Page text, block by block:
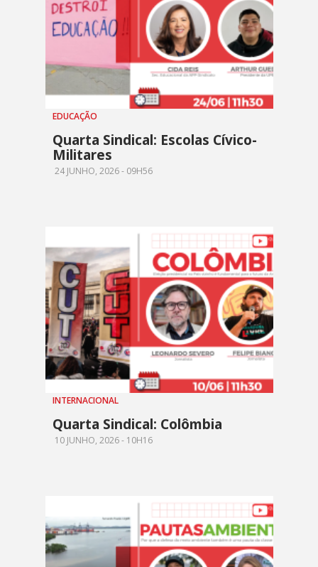
EDUCAÇÃO
Quarta Sindical: Escolas Cívico-
Militares
24 JUNHO, 2026 - 09H56
INTERNACIONAL
Quarta Sindical: Colômbia
10 JUNHO, 2026 - 10H16